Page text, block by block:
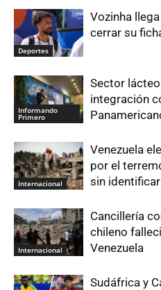
Deportes
Vozinha
cerrar su
Informando
Primero
Sector
integración
Internacional
Venezuela
por el
sin identificar
Internacional
Cancillería
chileno
Venezuela
Sudáfrica y